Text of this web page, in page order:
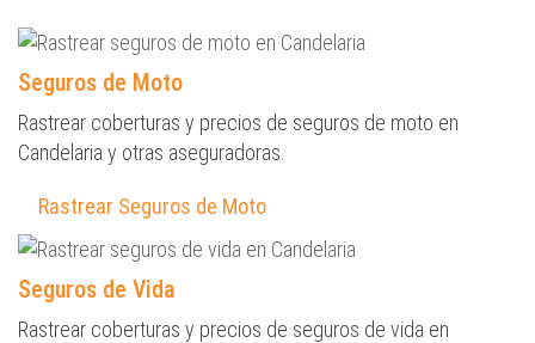
Seguros de Moto
Rastrear coberturas y precios de seguros de moto en
Candelaria y otras aseguradoras.
Rastrear Seguros de Moto
Seguros de Vida
Rastrear coberturas y precios de seguros de vida en